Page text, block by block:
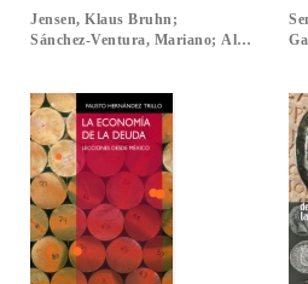
Jensen, Klaus Bruhn;
Sánchez-Ventura, Mariano; Altamirano,